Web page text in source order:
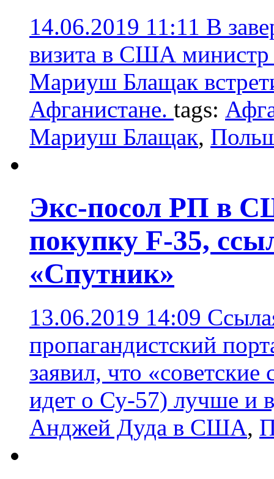
14.06.2019 11:11 В
визита в США министр
Мариуш Блащак
Афганистане. tags:
Мариуш Блащак,
Экс-посол РП в
покупку F-35,
«Спутник»
13.06.2019 14:09
пропагандистский
заявил, что
идет о Су-57) лучше и
Анджей Дуда в США,